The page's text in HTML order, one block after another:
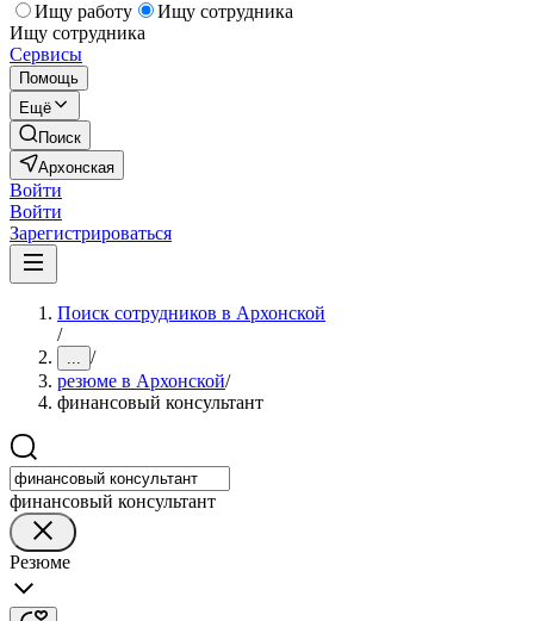
Ищу работу
Ищу сотрудника
Ищу сотрудника
Сервисы
Помощь
Ещё
Поиск
Архонская
Войти
Войти
Зарегистрироваться
Поиск сотрудников в Архонской
/
... /
резюме в Архонской/
финансовый консультант
финансовый консультант
Резюме